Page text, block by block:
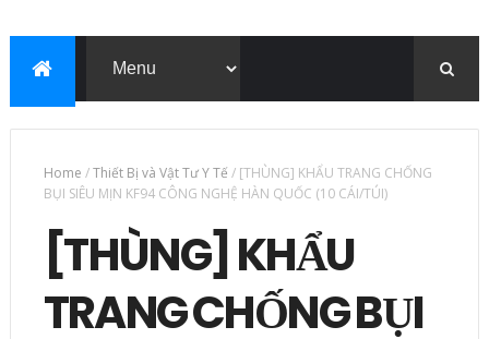
Home /Thiết Bị và Vật Tư Y Tế / [THÙNG] KHẨU TRANG CHỐNG
BỤI SIÊU MỊN KF94 CÔNG NGHỆ HÀN QUỐC (10 CÁI/TÚI)
[THÙNG] KHẨU
TRANG CHỐNG BỤI